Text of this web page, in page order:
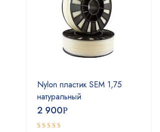
Nylon пластик SEM 1,75
натуральный
2 900Р